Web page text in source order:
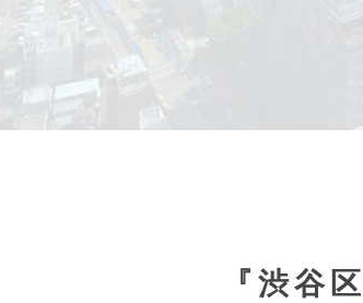
『渋谷